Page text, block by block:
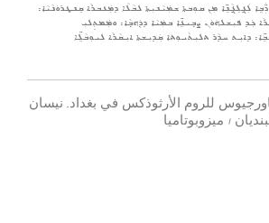
ܠܲܓ̰ܠܸܓ̰ܵܢܹ̈ܐ ܡܼܢ ܩܘܼܒܬܐ ܫܡܲܝܵܢܝܼܬܐ ܠܒܵܠܵܐ ܕܡܲܥܒܪܵܐ ܩܸܢܛܪܘܿܢܵܝܵܐ:
ܟܲܕ ܦܝܼܫܠܗ݇ܘܿܢ ܨܒ݂ܝܥܹ̈ܐ ܒܡܲܝܵܐ ܕܕܲܗܒ݂ܵܐ: ܘܡܲܡܬܼܸܠܝܼ
ܕܐܝܼܬ ܚܕܵܪ ܬܠܝܼܬܵܝܘܼܬܐ ܩܲܕܝܼܫܬܐ ܐܝܼܩܵܪܵܐ ܠܝܘܼܒܵܠܹ̈ܐ
للروم الأرثوذكس في بغداد. نيسان